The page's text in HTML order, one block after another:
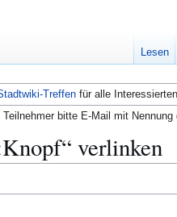
Treffen für alle
bitte E-Mail mit
verlinken
Lesen